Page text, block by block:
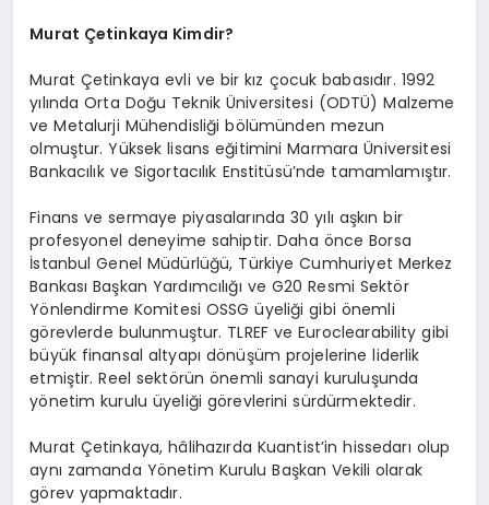
Murat Çetinkaya Kimdir?
Murat Çetinkaya evli ve bir kız çocuk babasıdır. 1992
yılında Orta Doğu Teknik Üniversitesi (ODTÜ) Malzeme
ve Metalurji Mühendisliği bölümünden mezun
olmuştur. Yüksek lisans eğitimini Marmara Üniversitesi
Bankacılık ve Sigortacılık Enstitüsü’nde tamamlamıştır.
Finans ve sermaye piyasalarında 30 yılı aşkın bir
profesyonel deneyime sahiptir. Daha önce Borsa
İstanbul Genel Müdürlüğü, Türkiye Cumhuriyet Merkez
Bankası Başkan Yardımcılığı ve G20 Resmi Sektör
Yönlendirme Komitesi OSSG üyeliği gibi önemli
görevlerde bulunmuştur. TLREF ve Euroclearability gibi
büyük finansal altyapı dönüşüm projelerine liderlik
etmiştir. Reel sektörün önemli sanayi kuruluşunda
yönetim kurulu üyeliği görevlerini sürdürmektedir.
Murat Çetinkaya, hâlihazırda Kuantist’in hissedarı olup
aynı zamanda Yönetim Kurulu Başkan Vekili olarak
görev yapmaktadır.